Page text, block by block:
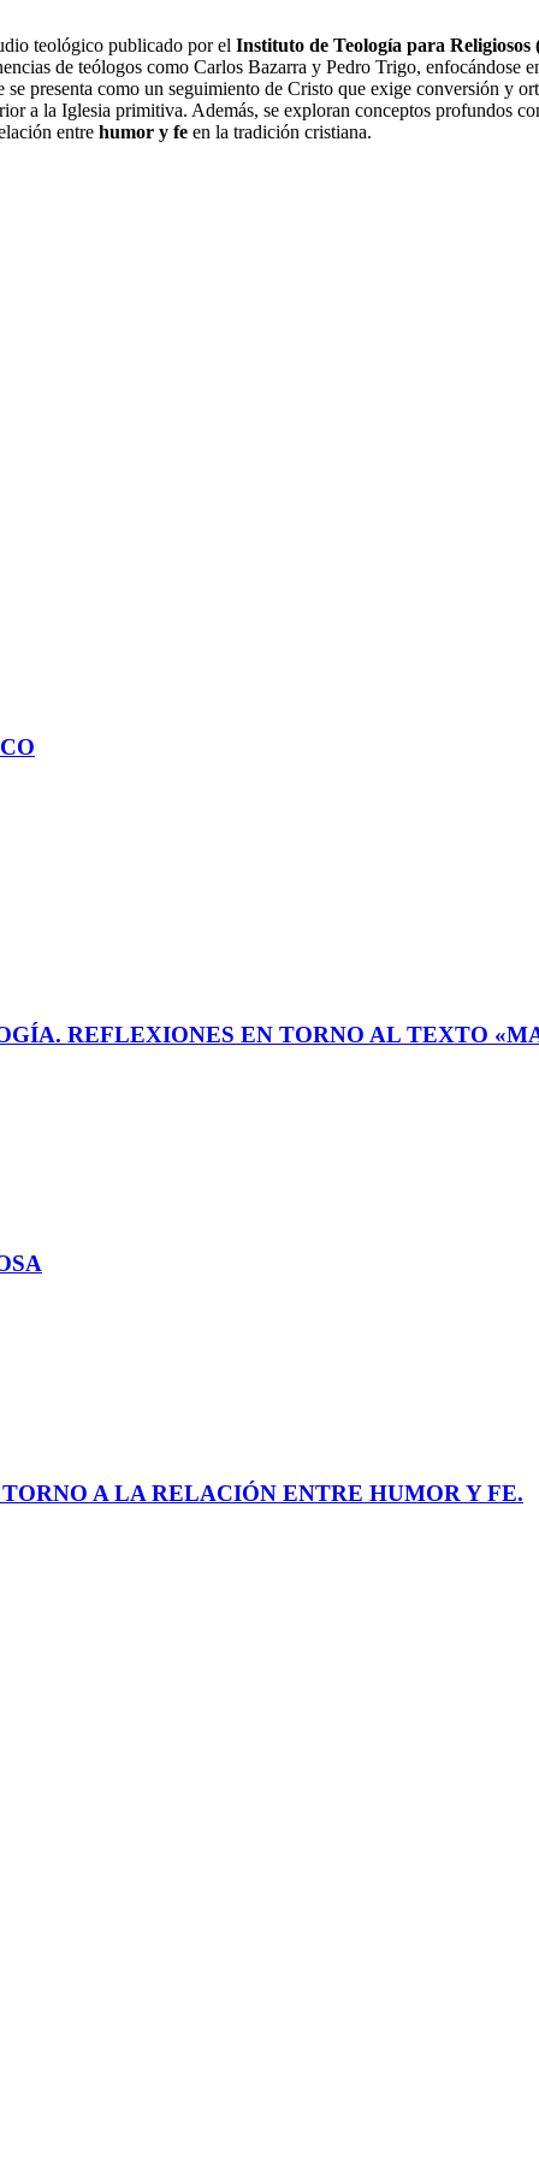
teológico publicado por el Instituto de Teología para
de teólogos como Carlos Bazarra y Pedro Trigo, enfocándose
se presenta como un seguimiento de Cristo que exige conversión y
a la Iglesia primitiva. Además, se exploran conceptos profundos
entre humor y fe en la tradición cristiana.
REFLEXIONES EN TORNO AL TEXTO
A LA RELACIÓN ENTRE HUMOR Y FE.